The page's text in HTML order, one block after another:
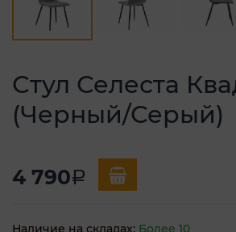
Стул Селеста
(Черный/Серый)
4 790a
Наличие на складах: Более 10